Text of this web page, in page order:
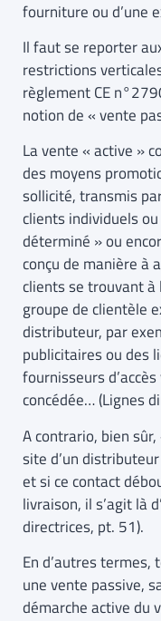
fourniture ou d’une
Il faut se reporter
restrictions
règlement CE
notion de « vente
La vente « active »
des moyens
sollicité, transmis
clients individuels
déterminé » ou
conçu de manière à
clients se trouvant à
groupe de clientèle
distributeur, par
publicitaires ou des
fournisseurs
concédée… (Lignes
A contrario, bien
site d’un
et si ce contact
livraison, il s’agit là
directrices, pt. 51).
En d’autres
une vente passive,
démarche active du